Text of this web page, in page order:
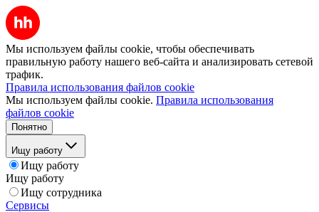
Мы используем файлы cookie, чтобы обеспечивать
правильную работу нашего веб-сайта и анализировать сетевой
трафик.
Правила использования файлов cookie
Мы используем файлы cookie. Правила использования
файлов cookie
Понятно
Ищу работу
Ищу работу
Ищу работу
Ищу сотрудника
Сервисы